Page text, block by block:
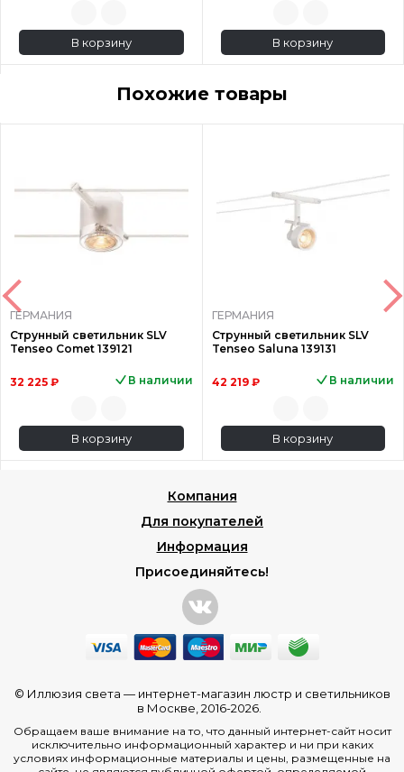
В корзину В корзину
Похожие товары
ГЕРМАНИЯ
Струнный светильник SLV
Tenseo Comet 139121
32 225 ₽ В наличии
В корзину
ГЕРМАНИЯ
Струнный светильник SLV
Tenseo Saluna 139131
42 219 ₽ В наличии
В корзину
Компания
Для покупателей
Информация
Присоединяйтесь!
© Иллюзия света — интернет-магазин люстр и светильников
в Москве , 2016-2026.
Обращаем ваше внимание на то, что данный интернет-сайт носит
исключительно информационный характер и ни при каких
условиях информационные материалы и цены, размещенные на